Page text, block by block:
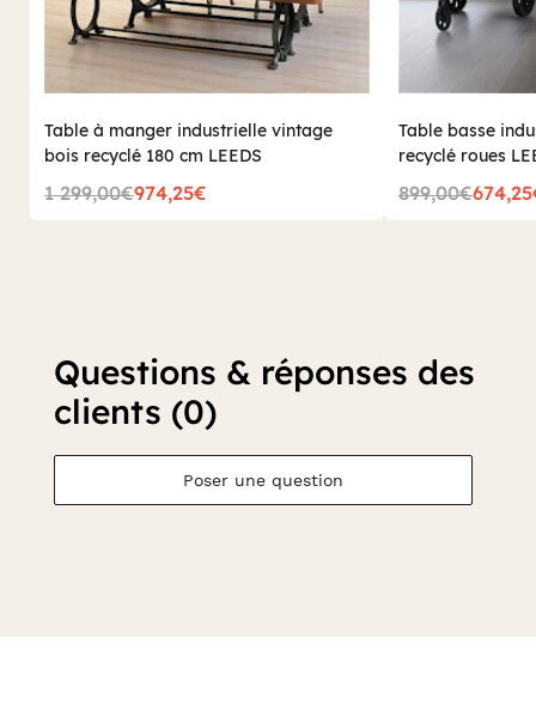
Table à manger industrielle vintage
bois recyclé 180 cm LEEDS
1 299,00€974,25€
Table basse
recyclé roues
899,00€
Questions & réponses des
clients (0)
Poser une question